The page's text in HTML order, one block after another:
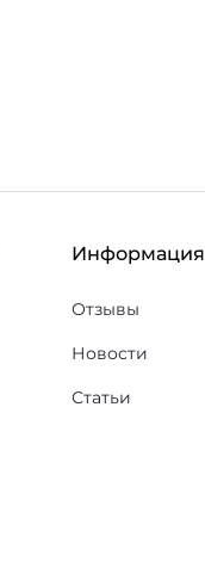
Информация
Отзывы
Новости
Статьи